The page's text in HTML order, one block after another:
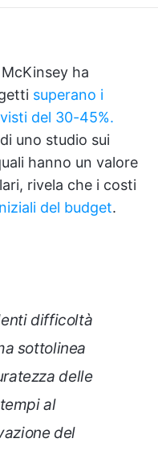
ha
superano i
del 30-45%.
uno studio sui
hanno un valore
rivela che i costi
del budget.
difficoltà
sottolinea
delle
al
del